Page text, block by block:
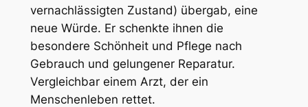
vernachlässigten Zustand) übergab, eine
neue Würde. Er schenkte ihnen die
besondere Schönheit und Pflege nach
Gebrauch und gelungener Reparatur.
Vergleichbar einem Arzt, der ein
Menschenleben rettet.